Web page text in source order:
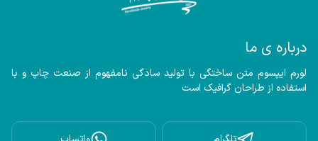
درباره ی ما
استفاده از طراحان گرافیک است